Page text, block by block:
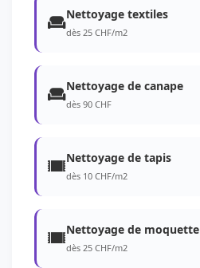
Nettoyage textiles
dès 25 CHF/m2
Nettoyage de canape
dès 90 CHF
Nettoyage de tapis
dès 10 CHF/m2
Nettoyage de moquette
dès 25 CHF/m2